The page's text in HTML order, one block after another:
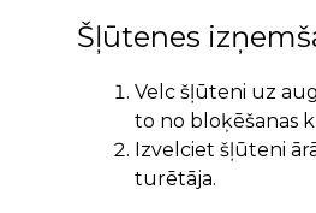
Šļūtenes
Velc šļūteni uz
to no bloķēšanas
Izvelciet šļūteni
turētāja.